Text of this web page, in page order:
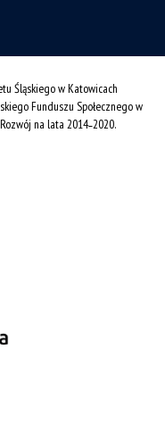
Śląskiego w Katowicach
Funduszu Społecznego w
na lata 2014˗2020.